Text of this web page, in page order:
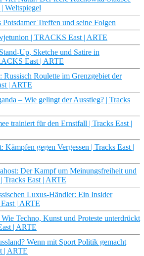
Weltspiegel
Treffen und seine Folgen
| TRACKS East | ARTE
Up, Sketche und Satire in
East | ARTE
Roulette im Grenzgebiet der
| ARTE
– Wie gelingt der Ausstieg? | Tracks
trainiert für den Ernstfall | Tracks East |
Kämpfen gegen Vergessen | Tracks East |
Der Kampf um Meinungsfreiheit und
Tracks East | ARTE
Luxus-Händler: Ein Insider
| ARTE
Techno, Kunst und Proteste unterdrückt
| ARTE
Wenn mit Sport Politik gemacht
| ARTE